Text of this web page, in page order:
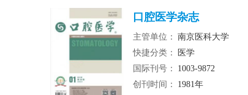
口腔医学杂志
主管单位： 南京医科大学
快捷分类：
医学
国际刊号：
1003-9872
创刊时间：
1981年